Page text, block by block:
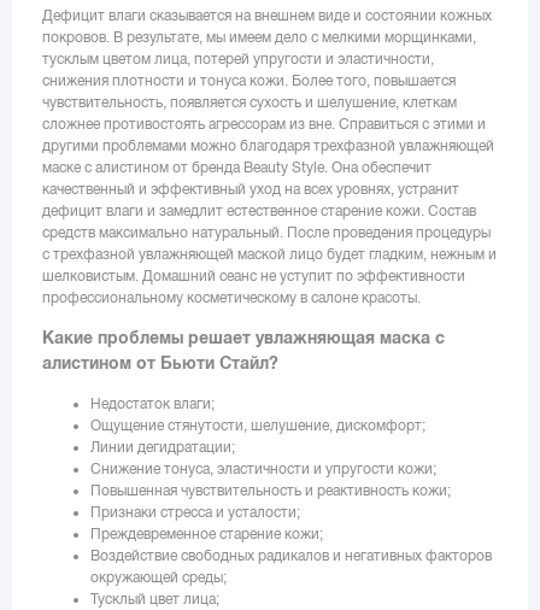
Дефицит влаги сказывается на внешнем виде и состоянии кожных
покровов. В результате, мы имеем дело с мелкими морщинками,
тусклым цветом лица, потерей упругости и эластичности,
снижения плотности и тонуса кожи. Более того, повышается
чувствительность, появляется сухость и шелушение, клеткам
сложнее противостоять агрессорам из вне. Справиться с этими и
другими проблемами можно благодаря трехфазной увлажняющей
маске с алистином от бренда Beauty Style. Она обеспечит
качественный и эффективный уход на всех уровнях, устранит
дефицит влаги и замедлит естественное старение кожи. Состав
средств максимально натуральный. После проведения процедуры
с трехфазной увлажняющей маской лицо будет гладким, нежным и
шелковистым. Домашний сеанс не уступит по эффективности
профессиональному косметическому в салоне красоты.
Какие проблемы решает увлажняющая маска с
алистином от Бьюти Стайл?
Недостаток влаги;
Ощущение стянутости, шелушение, дискомфорт;
Линии дегидратации;
Снижение тонуса, эластичности и упругости кожи;
Повышенная чувствительность и реактивность кожи;
Признаки стресса и усталости;
Преждевременное старение кожи;
Воздействие свободных радикалов и негативных факторов
окружающей среды;
Тусклый цвет лица;